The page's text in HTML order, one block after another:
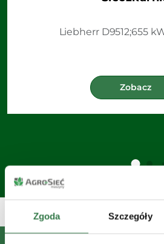
Zgoda Szczegóły
Liebherr D9512;655
Zobacz